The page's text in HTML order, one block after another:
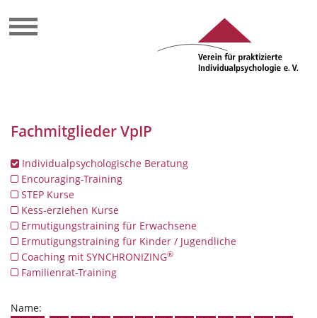
Fachmitglieder VpIP
Individualpsychologische Beratung
Encouraging-Training
STEP Kurse
Kess-erziehen Kurse
Ermutigungstraining für Erwachsene
Ermutigungstraining für Kinder / Jugendliche
Coaching mit SYNCHRONIZING®
Familienrat-Training
Name: